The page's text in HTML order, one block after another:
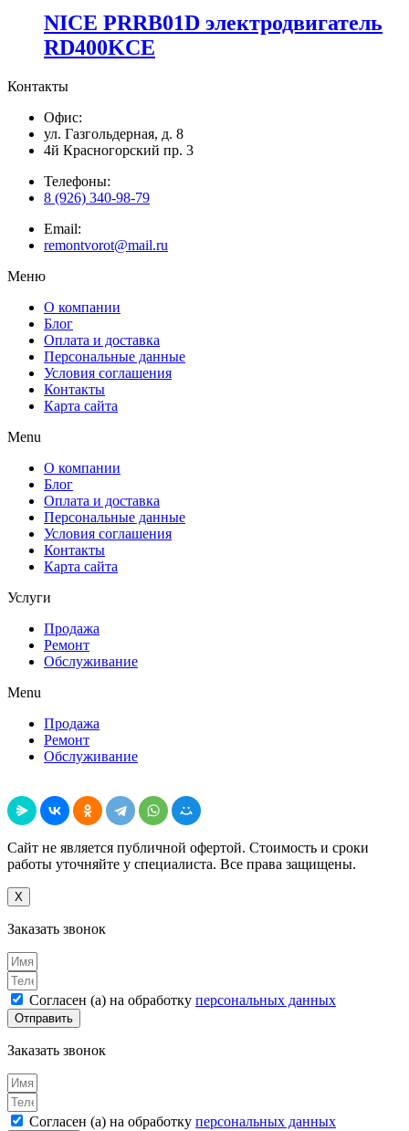
NICE PRRB01D электродвигатель
RD400KCE
Контакты
Офис:
ул. Газгольдерная, д. 8
4й Красногорский пр. 3
Телефоны:
8 (926) 340-98-79
Email:
remontvorot@mail.ru
Меню
О компании
Блог
Оплата и доставка
Персональные данные
Условия соглашения
Контакты
Карта сайта
Menu
О компании
Блог
Оплата и доставка
Персональные данные
Условия соглашения
Контакты
Карта сайта
Услуги
Продажа
Ремонт
Обслуживание
Menu
Продажа
Ремонт
Обслуживание
Сайт не является публичной офертой. Стоимость и сроки
работы уточняйте у специалиста. Все права защищены.
X
Заказать звонок
Согласен (а) на обработку персональных данных
Отправить
Заказать звонок
Согласен (а) на обработку персональных данных